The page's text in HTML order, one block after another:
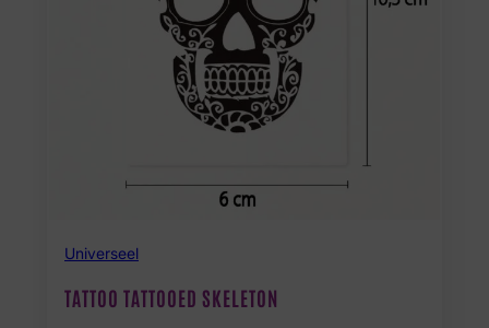
Universeel
TATTOO TATTOOED SKELETON